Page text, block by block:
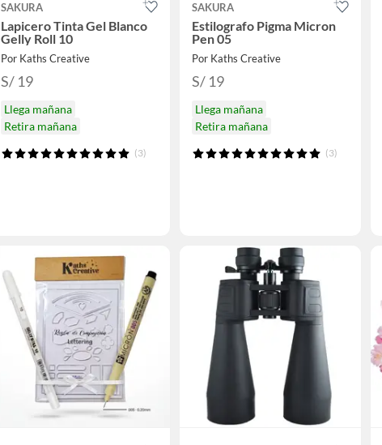
SAKURA
Lapicero Tinta Gel Blanco
Gelly Roll 10
Por Kaths Creative
S/ 19
Llega mañana
Retira mañana
(3)
SAKURA
Estilografo Pigma Micron
Pen 05
Por Kaths Creative
S/ 19
Llega mañana
Retira mañana
(3)